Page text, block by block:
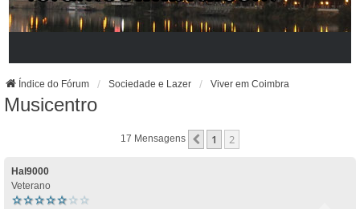
Índice do Fórum Sociedade e Lazer Viver em Coimbra
Musicentro
17 Mensagens Anterior
1 2
Hal9000
Veterano